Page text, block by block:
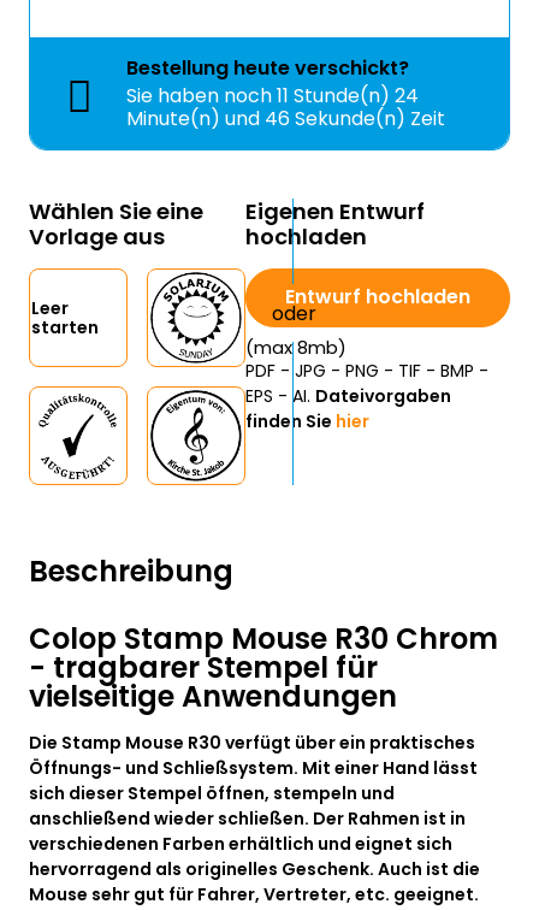
Beschreibung
Colop Stamp Mouse R30 Chrom
- tragbarer Stempel für
vielseitige Anwendungen
Die Stamp Mouse R30 verfügt über ein praktisches
Öffnungs- und Schließsystem. Mit einer Hand lässt
sich dieser Stempel öffnen, stempeln und
anschließend wieder schließen. Der Rahmen ist in
verschiedenen Farben erhältlich und eignet sich
hervorragend als originelles Geschenk. Auch ist die
Mouse sehr gut für Fahrer, Vertreter, etc. geeignet.
Bestellung heuteverschickt?
Sie haben noch11 Stunde(n) 24
Minute(n) und 46 Sekunde(n) Zeit
Wählen Sie eine
Vorlage aus
Leer
starten
Eigenen Entwurf
hochladen
Entwurf hochladen
(max 8mb)
PDF - JPG - PNG - TIF - BMP -
EPS - AI. Dateivorgaben
finden Sie hier